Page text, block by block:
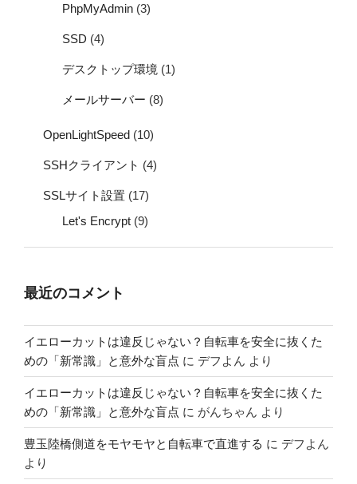
PhpMyAdmin (3)
SSD (4)
デスクトップ環境 (1)
メールサーバー (8)
OpenLightSpeed (10)
SSHクライアント (4)
SSLサイト設置 (17)
Let's Encrypt (9)
最近のコメント
イエローカットは違反じゃない？自転車を安全に抜くた
めの「新常識」と意外な盲点 に デフよん より
イエローカットは違反じゃない？自転車を安全に抜くた
めの「新常識」と意外な盲点 に がんちゃん より
豊玉陸橋側道をモヤモヤと自転車で直進する に デフよん
より